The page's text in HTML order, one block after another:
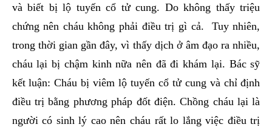
và biết bị lộ tuyến cổ tử cung. Do không thấy triệu
chứng nên cháu không phải điều trị gì cả. Tuy nhiên,
trong thời gian gần đây, vì thấy dịch ở âm đạo ra nhiều,
cháu lại bị chậm kinh nữa nên đã đi khám lại. Bác sỹ
kết luận: Cháu bị viêm lộ tuyến cổ tử cung và chỉ định
điều trị bằng phương pháp đốt điện. Chồng cháu lại là
người có sinh lý cao nên cháu rất lo lắng việc điều trị